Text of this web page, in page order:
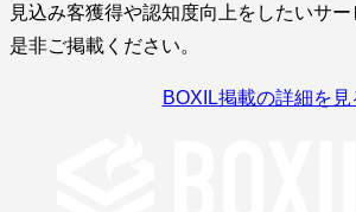
見込み客獲得や認知度向上をしたいサ
是非ご掲載ください。
BOXIL掲載の詳細を見